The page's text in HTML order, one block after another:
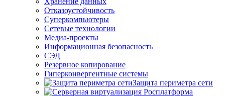
Отказоустойчивость
Суперкомпьютеры
Сетевые технологии
Медиа-проекты
Информационная безопасность
СЭД
Резервное копирование
Гиперконвергентные системы
Защита периметра сети